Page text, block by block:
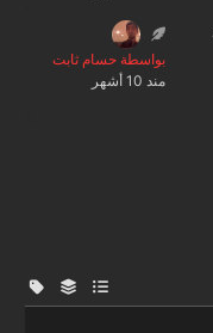
بواسطة حسام ثابت
مند 10 أشهر